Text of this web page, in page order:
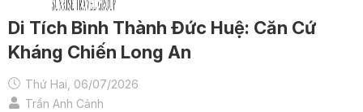
Di Tích Bình Thành Đức Huệ: Căn Cứ
Kháng Chiến Long An
Thứ Hai, 06/07/2026
Trần Anh Cảnh